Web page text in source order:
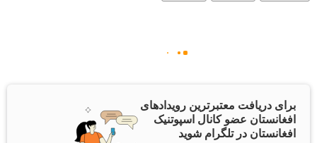
برای دریافت معتبرترین رویدادهای
افغانستان عضو کانال اسپوتنیک
افغانستان در تلگرام شوید